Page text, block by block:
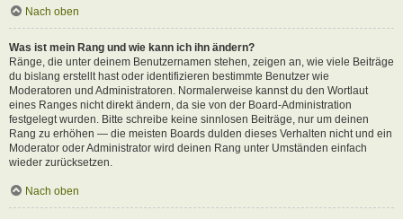
Nach oben
Was ist mein Rang und wie kann ich ihn ändern?
Ränge, die unter deinem Benutzernamen stehen, zeigen an, wie viele Beiträge
du bislang erstellt hast oder identifizieren bestimmte Benutzer wie
Moderatoren und Administratoren. Normalerweise kannst du den Wortlaut
eines Ranges nicht direkt ändern, da sie von der Board-Administration
festgelegt wurden. Bitte schreibe keine sinnlosen Beiträge, nur um deinen
Rang zu erhöhen — die meisten Boards dulden dieses Verhalten nicht und ein
Moderator oder Administrator wird deinen Rang unter Umständen einfach
wieder zurücksetzen.
Nach oben